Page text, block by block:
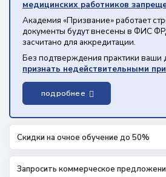
медицинских работников
Академия «Призвание» работает
документы будут внесены в ФИС
засчитано для аккредитации.
Без подтверждения практики ваши
признать недействительными
подробнее
Скидки на очное обучение до 50%
Запросить коммерческое